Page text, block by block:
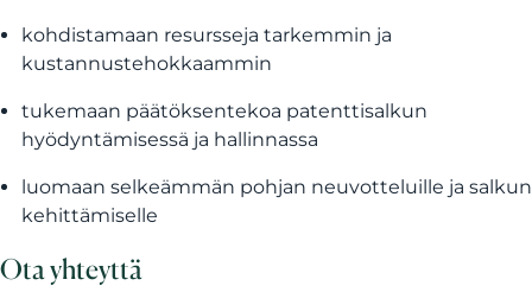
kohdistamaan resursseja tarkemmin ja
kustannustehokkaammin
tukemaan päätöksentekoa patenttisalkun
hyödyntämisessä ja hallinnassa
luomaan selkeämmän pohjan neuvotteluille ja salkun
kehittämiselle
Ota yhteyttä